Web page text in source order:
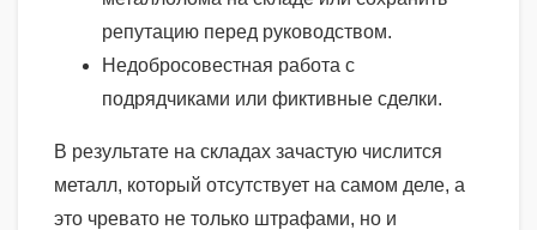
репутацию перед руководством.
Недобросовестная работа с
подрядчиками или фиктивные сделки.
В результате на складах зачастую числится
металл, который отсутствует на самом деле, а
это чревато не только штрафами, но и